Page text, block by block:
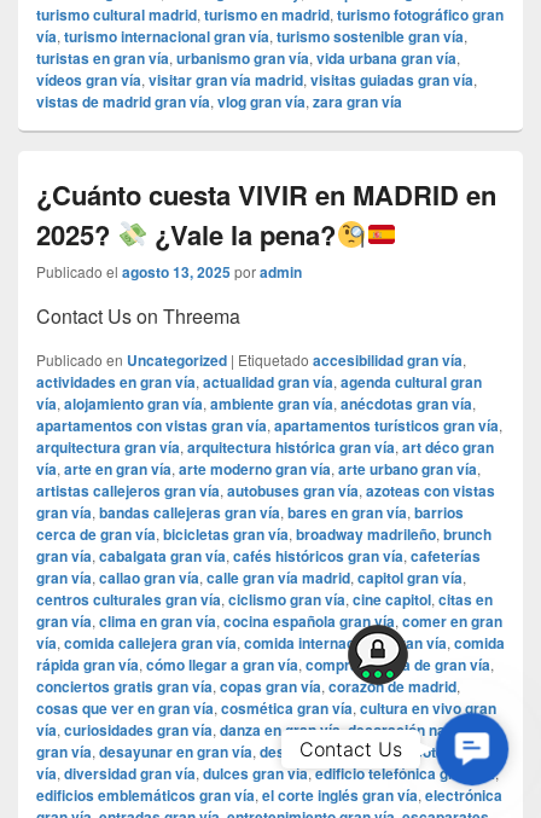
turismo cultural madrid, turismo en madrid, turismo fotográfico gran
vía, turismo internacional gran vía, turismo sostenible gran vía,
turistas en gran vía, urbanismo gran vía, vida urbana gran vía,
vídeos gran vía, visitar gran vía madrid, visitas guiadas gran vía,
vistas de madrid gran vía, vlog gran vía, zara gran vía
¿Cuánto cuesta VIVIR en MADRID en
2025?
¿Vale la pena?
Publicado el agosto 13, 2025poradmin
Contact Us on Threema
Publicado en Uncategorized | Etiquetado accesibilidad gran vía,
actividades en gran vía, actualidad gran vía, agenda cultural gran
vía, alojamiento gran vía, ambiente gran vía, anécdotas gran vía,
apartamentos con vistas gran vía, apartamentos turísticos gran vía,
arquitectura gran vía, arquitectura histórica gran vía, art déco gran
vía, arte en gran vía, arte moderno gran vía, arte urbano gran vía,
artistas callejeros gran vía, autobuses gran vía, azoteas con vistas
gran vía, bandas callejeras gran vía, bares en gran vía, barrios
cerca de gran vía, bicicletas gran vía, broadway madrileño, brunch
gran vía, cabalgata gran vía, cafés históricos gran vía, cafeterías
gran vía, callao gran vía, calle gran vía madrid, capitol gran vía,
centros culturales gran vía, ciclismo gran vía, cine capitol, citas en
gran vía, clima en gran vía, cocina española gran vía, comer en gran
vía, comida callejera gran vía, comida internacional gran vía, comida
rápida gran vía, cómo llegar a gran vía, compras cerca de gran vía,
conciertos gratis gran vía, copas gran vía, corazón de madrid,
cosas que ver en gran vía, cosmética gran vía, cultura en vivo gran
vía, curiosidades gran vía, danza en gran vía decoración navideña
gran vía, desayunar en gran vía, desayuno gran vía,discotecas gran
vía, diversidad gran vía, dulces gran vía, edificio telefónica gran vía,
edificios emblemáticos gran vía, el corte inglés gran vía, electrónica
Us
Contact Us